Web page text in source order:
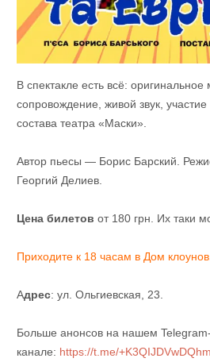
В спектакле есть всё: оригинальное
сопровождение, живой звук, участие
состава театра «Маски».
Автор пьесы — Борис Барский.
Георгий Делиев.
Цена билетов от 180 грн. Их таки
Приходите к 18 часам в Дом клоунов.
Адрес: ул. Ольгиевская, 23.
Больше анонсов на нашем Telegram-
канале: https://t.me/